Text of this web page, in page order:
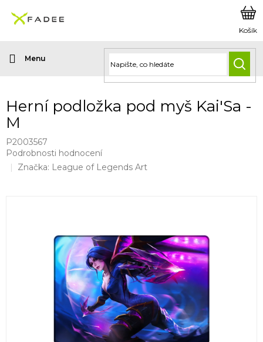
obsah
Herní podložka pod myš Kai'Sa -
M
P2003567
Průměrné
hodnocení
Podrobnosti hodnocení
Značka: League of Legends Art